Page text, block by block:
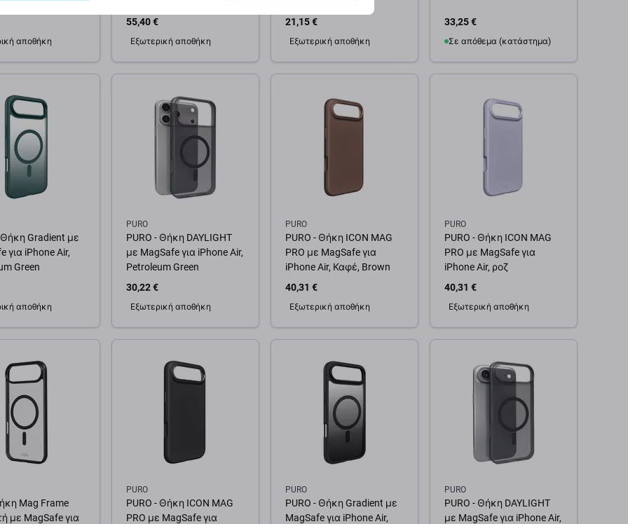
αποθήκη
55,40 €
Εξωτερική αποθήκη
21,15 €
Εξωτερική αποθήκη
33,25 €
Σε απόθεμα (κατάστημα)
Θήκη Gradient με
για iPhone Air,
Green
αποθήκη
PURO
PURO - Θήκη DAYLIGHT
με MagSafe για iPhone Air,
Petroleum Green
30,22 €
Εξωτερική αποθήκη
PURO
PURO - Θήκη ICON MAG
PRO με MagSafe για
iPhone Air, Καφέ, Brown
40,31 €
Εξωτερική αποθήκη
PURO
PURO - Θήκη ICON MAG
PRO με MagSafe για
iPhone Air, ροζ
40,31 €
Εξωτερική αποθήκη
Mag Frame
με MagSafe για
PURO
PURO - Θήκη ICON MAG
PRO με MagSafe για
PURO
PURO - Θήκη Gradient με
MagSafe για iPhone Air,
PURO
PURO - Θήκη DAYLIGHT
με MagSafe για iPhone Air,